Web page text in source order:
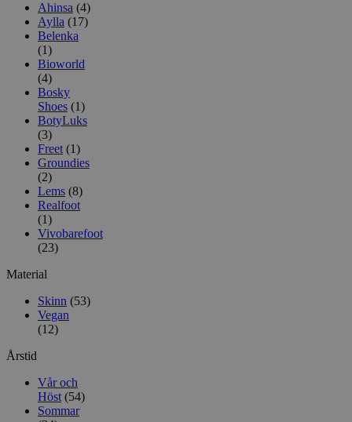
Ahinsa (4)
Aylla (17)
Belenka
(1)
Bioworld
(4)
Bosky
Shoes (1)
BotyLuks
(3)
Freet (1)
Groundies
(2)
Lems (8)
Realfoot
(1)
Vivobarefoot
(23)
Material
Skinn (53)
Vegan
(12)
Årstid
Vår och
Höst (54)
Sommar